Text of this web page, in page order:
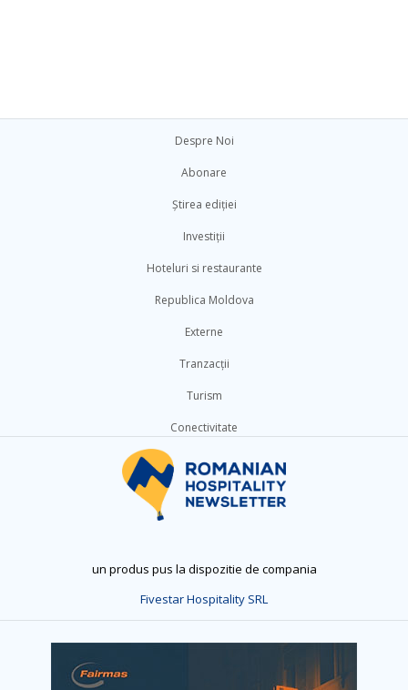
Despre Noi
Abonare
Știrea ediției
Investiții
Hoteluri si restaurante
Republica Moldova
Externe
Tranzacții
Turism
Conectivitate
un produs pus la dispozitie de compania
Fivestar Hospitality SRL